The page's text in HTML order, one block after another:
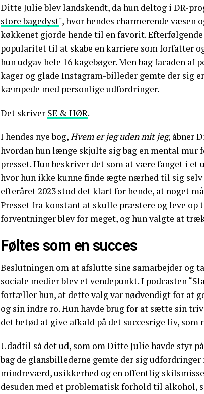
Ditte Julie blev landskendt, da hun deltog i DR-
store bagedyst", hvor hendes charmerende væsen
køkkenet gjorde hende til en favorit.
popularitet til at skabe en karriere som forfatter
hun udgav hele 16 kagebøger. Men bag facaden af
kager og glade Instagram-billeder gemte der sig
kæmpede med personlige udfordringer.
Det skriver SE & HØR.
I hendes nye bog,Hvem er jeg uden mit jeg, åbner
hvordan hun længe skjulte sig bag en mental mur
presset. Hun beskriver det som at være fanget i
hvor hun ikke kunne finde ægte nærhed til sig selv
efteråret 2023 stod det klart for hende, at noget
Presset fra konstant at skulle præstere og leve op
forventninger blev for meget, og hun valgte at
Føltes som en succes
Beslutningen om at afslutte sine samarbejder og
sociale medier blev et vendepunkt. I podcasten
fortæller hun, at dette valg var nødvendigt for at
og sin indre ro. Hun havde brug for at sætte sin
det betød at give afkald på det succesrige liv, som
Udadtil så det ud, som om Ditte Julie havde styr
bag de glansbillederne gemte der sig udfordringer
mindreværd, usikkerhed og en offentlig
desuden med et problematisk forhold til alkohol,